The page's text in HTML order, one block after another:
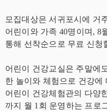
모집대상은 서귀포시에 거
어린이와 가족 40명이며, 8
통해 선착순으로 무료 신청
어린이 건강교실은 주말에
한 놀이와 체험으로 건강에
어린이 건강체험관의 다양
까지 월 1회 운영하는 프로